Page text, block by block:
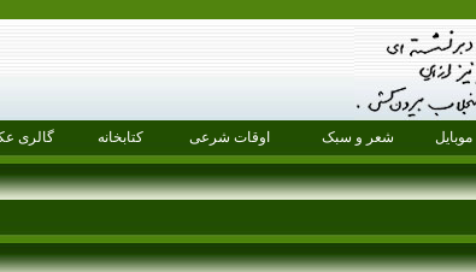
موبایل شعر و سبک اوقات شرعی کتابخانه گالری